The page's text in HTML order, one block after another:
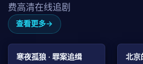
费高清在线追剧
查看更多
动作
寒夜孤狼 · 罪案追缉 青春
北京